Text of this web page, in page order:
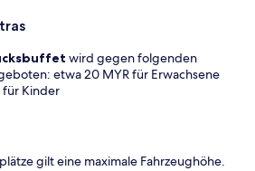
wird gegen folgenden
etwa 20 MYR für Erwachsene
für Kinder
gilt eine maximale Fahrzeughöhe.